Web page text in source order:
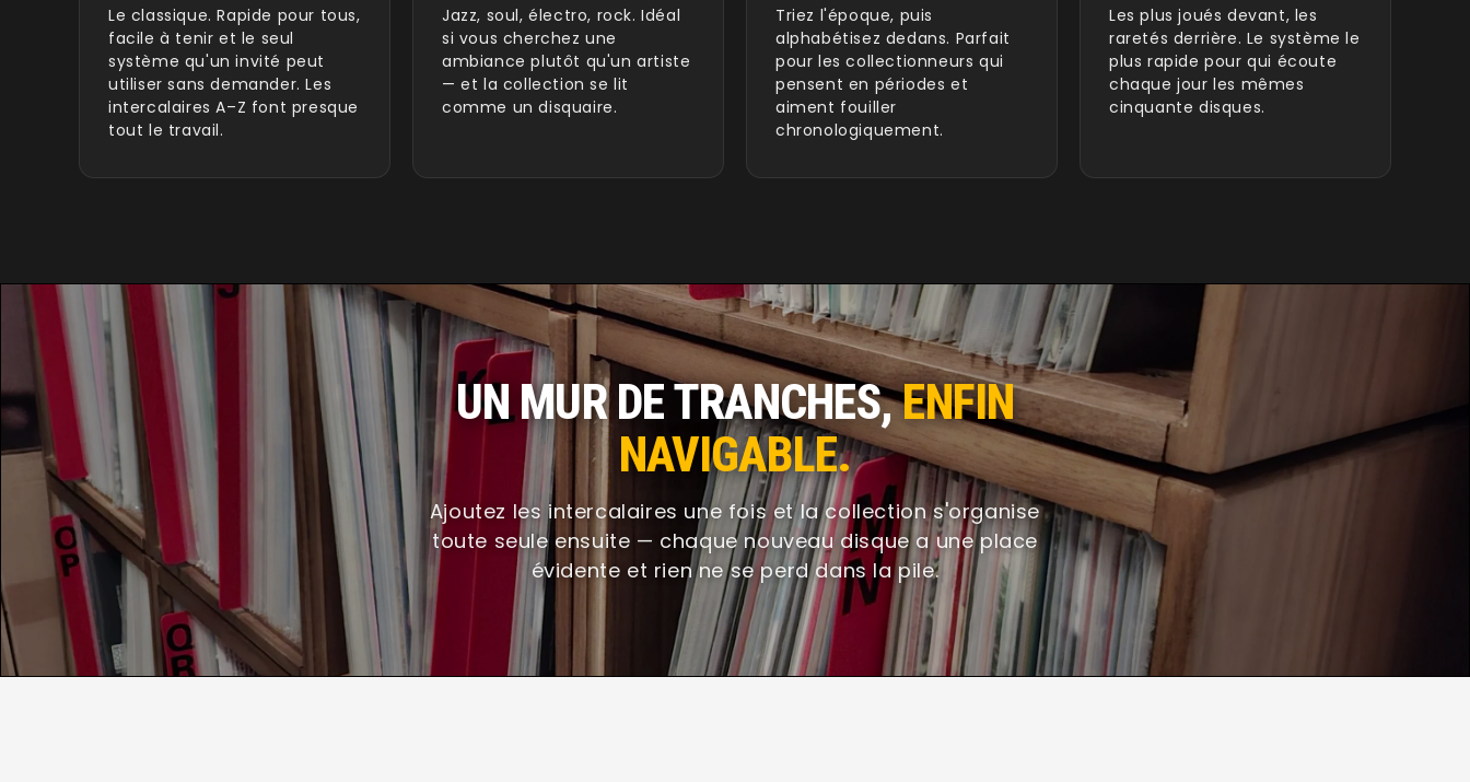
Le classique. Rapide pour tous,
facile à tenir et le seul
système qu'un invité peut
utiliser sans demander. Les
intercalaires A–Z font presque
tout le travail.
Jazz, soul, électro, rock. Idéal
si vous cherchez une
ambiance plutôt qu'un artiste
— et la collection se lit
comme un disquaire.
Triez l'époque, puis
alphabétisez dedans. Parfait
pour les collectionneurs qui
pensent en périodes et
aiment fouiller
chronologiquement.
Les plus joués devant, les
raretés derrière. Le système le
plus rapide pour qui écoute
chaque jour les mêmes
cinquante disques.
UN MUR DE TRANCHES,ENFIN
NAVIGABLE.
Ajoutez les intercalaires une fois et la collection s'organise
toute seule ensuite — chaque nouveau disque a une place
évidente et rien ne se perd dans la pile.